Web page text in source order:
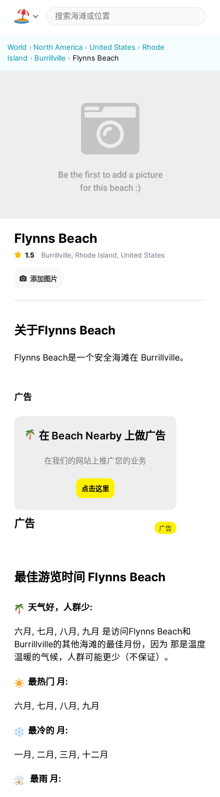
World North America United States
Rhode
Island
Burrillville Flynns Beach
Flynns Beach
1.5 Burrillville, Rhode Island, United States
添加图片
关于Flynns Beach
Flynns Beach是一个安全海滩在 Burrillville。
广告
在 Beach Nearby 上做广告
在我们的网站上推广您的业务
点击这里
广告 广告
最佳游览时间 Flynns Beach
天气好，人群少:
六月, 七月, 八月, 九月 是访问Flynns Beach和
Burrillville的其他海滩的最佳月份，因为 那是温度
温暖的气候，人群可能更少（不保证）。
最热门 月:
六月, 七月, 八月, 九月
最冷的 月:
一月, 二月, 三月, 十二月
最雨 月: